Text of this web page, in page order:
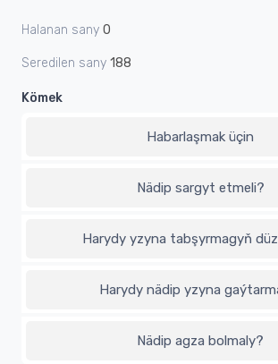
Halanan sany 0
Seredilen sany 188
Kömek
Habarlaşmak üçin
Nädip sargyt etmeli?
Harydy yzyna tabşyrmagyň
Harydy nädip yzyna
Nädip agza bolmaly?